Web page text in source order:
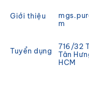
Giới thiệu
m
Tuyển dụng
716/32
Tân
HCM